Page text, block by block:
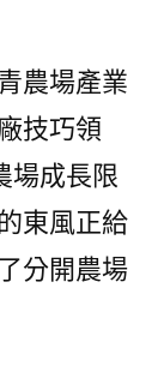
農場產業
技巧領
場成長限
東風正給
分開農場